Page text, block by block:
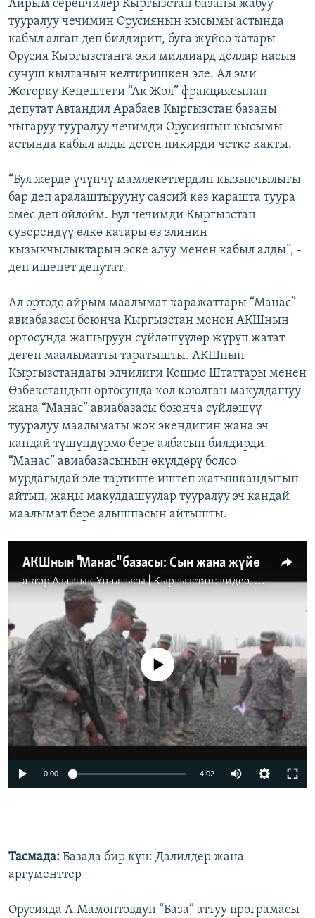
Айрым серепчилер Кыргызстан базаны жабуу
тууралуу чечимин Орусиянын кысымы астында
кабыл алган деп билдирип, буга жүйөө катары
Орусия Кыргызстанга эки миллиард доллар насыя
сунуш кылганын келтиришкен эле. Ал эми
Жогорку Кеңештеги “Ак Жол” фракциясынан
депутат Автандил Арабаев Кыргызстан базаны
чыгаруу тууралуу чечимди Орусиянын кысымы
астында кабыл алды деген пикирди четке какты.
“Бул жерде үчүнчү мамлекеттердин кызыкчылыгы
бар деп аралаштырууну саясий көз карашта туура
эмес деп ойлойм. Бул чечимди Кыргызстан
суверендүү өлкө катары өз элинин
кызыкчылыктарын эске алуу менен кабыл алды”, -
деп ишенет депутат.
Ал ортодо айрым маалымат каражаттары “Манас”
авиабазасы боюнча Кыргызстан менен АКШнын
ортосунда жашыруун сүйлөшүүлөр жүрүп жатат
деген маалыматты таратышты. АКШнын
Кыргызстандагы элчилиги Кошмо Штаттары менен
Өзбекстандын ортосунда кол коюлган макулдашуу
жана “Манас” авиабазасы боюнча сүйлөшүү
тууралуу маалыматы жок экендигин жана эч
кандай түшүндүрмө бере албасын билдирди.
“Манас” авиабазасынын өкүлдөрү болсо
мурдагыдай эле тартипте иштеп жатышкандыгын
айтып, жаңы макулдашуулар тууралуу эч кандай
маалымат бере алышпасын айтышты.
АКШнын "Манас" базасы: Сын жана жүйө
авторАзаттык Үналгысы | Кыргызстан: видео, фото, кабарлар
No media source currently available
0:00 4:02
Тасмада: Базада бир күн: Далилдер жана
аргументтер
Орусияда А.Мамонтовдун “База” аттуу програмасы